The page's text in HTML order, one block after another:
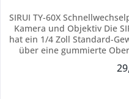
SIRUI TY-60X
Kamera und Objektiv Die
hat ein 1/4 Zoll Standard-
über eine gummierte
System. Die